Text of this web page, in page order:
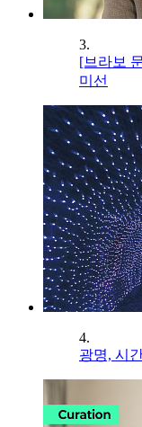
3.
[브라보
미선
4.
광명, 시